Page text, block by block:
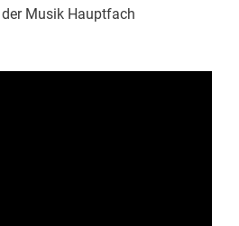
Musik Hauptfach